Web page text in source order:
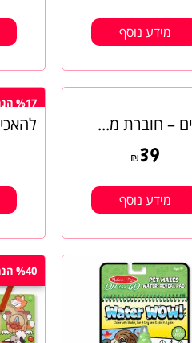
מידע נוסף
ים – חוברת מ...
₪39
מידע נוסף
%17 הנחה
%40 הנחה